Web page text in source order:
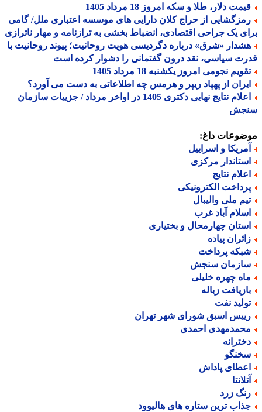
دلار، طلا و سکه امروز 18 مرداد 1405
از حراج کلان دارایی های موسسه اعتباری ملل/ گامی
یک جراحی اقتصادی، انضباط بخشی به ترازنامه و مهار ناترازی
«شرق» درباره دگردیسی هویت روحانیت؛ پیوند روحانیت با
سیاسی، نقد درون گفتمانی را دشوار کرده است
نجومی امروز یکشنبه 18 مرداد 1405
از پهپاد ریپر و هرمس چه اطلاعاتی به دست می آورد؟
اعلام نتایج نهایی دکتری 1405 در اواخر مرداد / جزییات سازمان
داغ:
و اسراییل
مرکزی
نتایج
الکترونیکی
ملی والیبال
آباد غرب
چهارمحال و بختیاری
پیاده
پرداخت
سنجش
چهره خلیلی
زباله
نفت
اسبق شورای شهر تهران
احمدی
پاداش
زرد
ترین ستاره های هالیوود